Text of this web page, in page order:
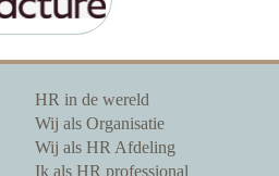
HR in de wereld
Wij als Organisatie
Wij als HR Afdeling
Ik als HR professional